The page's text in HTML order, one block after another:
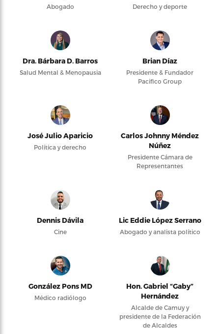
Abogado Derecho y deporte
Dra. Bárbara D. Barros
Salud Mental & Menopausia
Brian Díaz
Presidente & Fundador
Pacifico Group
José Julio Aparicio
Política y derecho
Carlos Johnny Méndez
Núñez
Presidente Cámara de
Representantes
Dennis Dávila
Cine
Lic Eddie López Serrano
Abogado y analista político
González Pons MD
Médico radiólogo
Hon. Gabriel “Gaby”
Hernández
Alcalde de Camuy y
presidente de la Federación
de Alcaldes